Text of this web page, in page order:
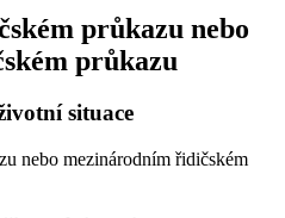
průkazu nebo
průkazu
situace
nebo mezinárodním řidičském